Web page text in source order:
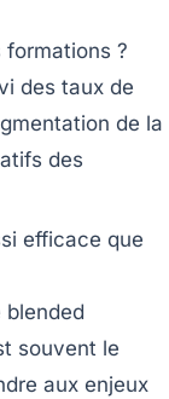
formations ?
des taux de
de la
des
efficace que
blended
souvent le
aux enjeux